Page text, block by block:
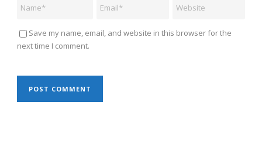
Save my name, email, and website in this browser for the
next time I comment.